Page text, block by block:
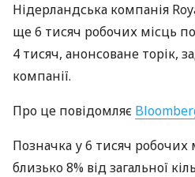
Нідерландська компанія
ще 6 тисяч робочих місць
4 тисяч, анонсоване торік,
компанії.
Про це повідомляє
Позначка у 6 тисяч робочих
близько 8% від загальної